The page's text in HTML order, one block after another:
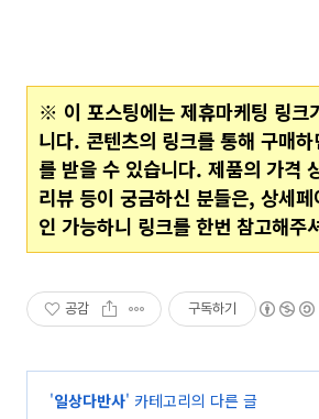
※ 이 포스팅에는 제휴마케팅 링크
니다. 콘텐츠의 링크를 통해 구매
를 받을 수 있습니다. 제품의 가격
리뷰 등이 궁금하신 분들은, 상세
인 가능하니 링크를 한번 참고해주
공감 구독하기
'일상다반사' 카테고리의 다른 글